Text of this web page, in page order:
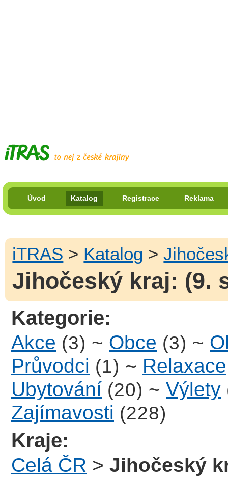
Úvod Katalog Registrace Reklama
iTRAS > Katalog >
Jihočeský kraj: (9.
Kategorie:
Akce (3) ~ Obce (3) ~
Průvodci (1) ~ Relaxace
Ubytování (20) ~ Výlety
Zajímavosti (228)
Kraje:
Celá ČR > Jihočeský